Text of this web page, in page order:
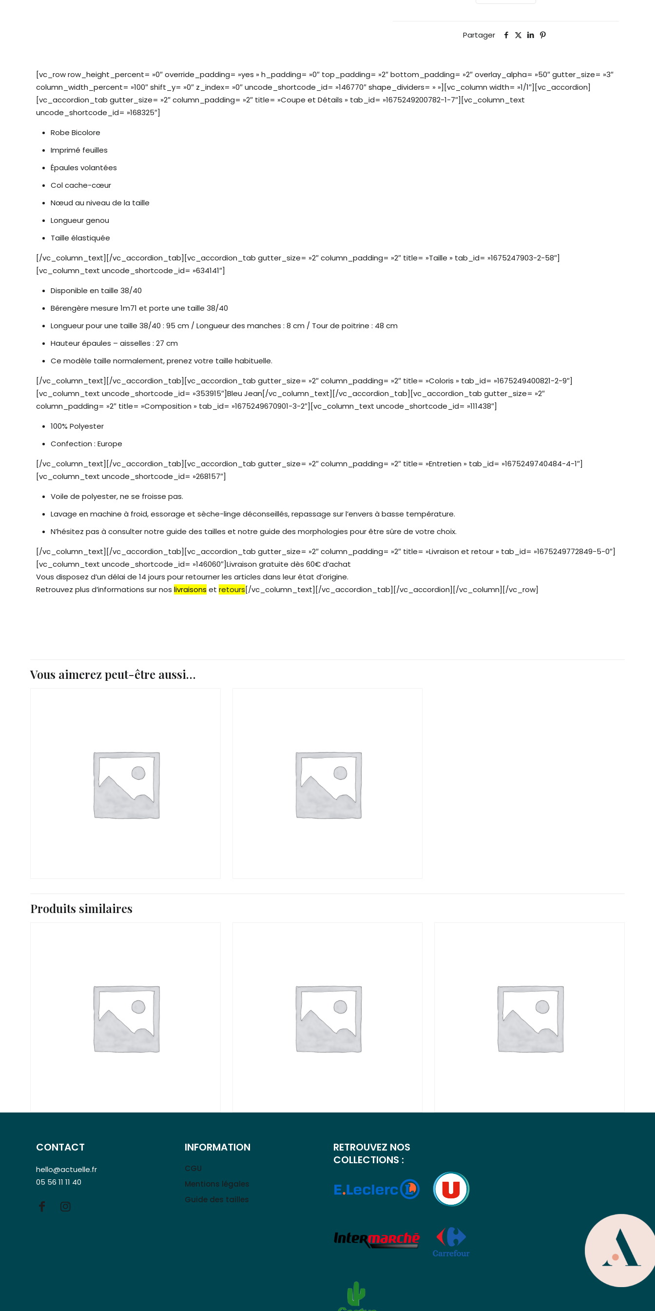
Partager
[vc_row row_height_percent= »0″ override_padding= »yes » h_padding= »0″ top_padding= »2″ bottom_padding= »2″ overlay_alpha= »50″ gutter_size= »3″
column_width_percent= »100″ shift_y= »0″ z_index= »0″ uncode_shortcode_id= »146770″ shape_dividers= » »][vc_column width= »1/1″][vc_accordion]
[vc_accordion_tab gutter_size= »2″ column_padding= »2″ title= »Coupe et Détails » tab_id= »1675249200782-1-7″][vc_column_text
uncode_shortcode_id= »168325″]
Robe Bicolore
Imprimé feuilles
Épaules volantées
Col cache-cœur
Nœud au niveau de la taille
Longueur genou
Taille élastiquée
[/vc_column_text][/vc_accordion_tab][vc_accordion_tab gutter_size= »2″ column_padding= »2″ title= »Taille » tab_id= »1675247903-2-58″]
[vc_column_text uncode_shortcode_id= »634141″]
Disponible en taille 38/40
Bérengère mesure 1m71 et porte une taille 38/40
Longueur pour une taille 38/40 : 95 cm / Longueur des manches : 8 cm / Tour de poitrine : 48 cm
Hauteur épaules – aisselles : 27 cm
Ce modèle taille normalement, prenez votre taille habituelle.
[/vc_column_text][/vc_accordion_tab][vc_accordion_tab gutter_size= »2″ column_padding= »2″ title= »Coloris » tab_id= »1675249400821-2-9″]
[vc_column_text uncode_shortcode_id= »353915″]Bleu Jean[/vc_column_text][/vc_accordion_tab][vc_accordion_tab gutter_size= »2″
column_padding= »2″ title= »Composition » tab_id= »1675249670901-3-2″][vc_column_text uncode_shortcode_id= »111438″]
100% Polyester
Confection : Europe
[/vc_column_text][/vc_accordion_tab][vc_accordion_tab gutter_size= »2″ column_padding= »2″ title= »Entretien » tab_id= »1675249740484-4-1″]
[vc_column_text uncode_shortcode_id= »268157″]
Voile de polyester, ne se froisse pas.
Lavage en machine à froid, essorage et sèche-linge déconseillés, repassage sur l’envers à basse température.
N’hésitez pas à consulter notre guide des tailles et notre guide des morphologies pour être sûre de votre choix.
[/vc_column_text][/vc_accordion_tab][vc_accordion_tab gutter_size= »2″ column_padding= »2″ title= »Livraison et retour » tab_id= »1675249772849-5-0″]
[vc_column_text uncode_shortcode_id= »146060″]Livraison gratuite dès 60€ d’achat
Vous disposez d’un délai de 14 jours pour retourner les articles dans leur état d’origine.
Retrouvez plus d’informations sur noslivraisons etretours[/vc_column_text][/vc_accordion_tab][/vc_accordion][/vc_column][/vc_row]
Vous aimerez peut-être aussi…
Produits similaires
CONTACT
hello@actuelle.fr
05 56 11 11 40
INFORMATION
CGU
Mentions légales
Guide des tailles
RETROUVEZ NOS
COLLECTIONS :